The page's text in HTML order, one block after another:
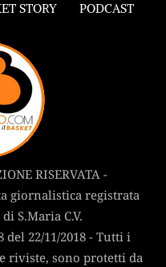
STORY PODCAST
RISERVATA -
giornalistica registrata
S.Maria C.V.
del 22/11/2018 - Tutti i
riviste, sono protetti da